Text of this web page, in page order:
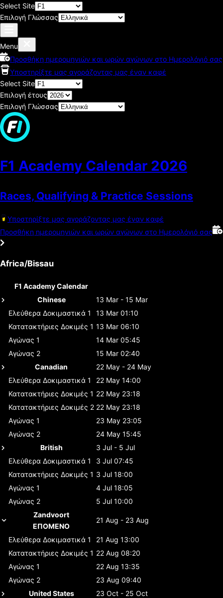
Select Site
Επιλογή Γλώσσας
Menu
Προσθήκη ημερομηνιών και ωρών αγώνων στο Ημερολόγιό σας
Υποστηρίξτε μας αγοράζοντας μας έναν καφέ
Select Site
Επιλογή έτους
Επιλογή Γλώσσας
F1 Academy Calendar 2026
Races, Qualifying & Practice Sessions
Υποστηρίξτε μας αγοράζοντας μας έναν καφέ
Προσθήκη ημερομηνιών και ωρών αγώνων στο Ημερολόγιό σας
Africa/Bissau
F1 Academy Calendar
Chinese
13 Mar - 15 Mar
Ελεύθερα Δοκιμαστικά 1
13 Mar 01:10
Κατατακτήριες Δοκιμές 1 13 Mar 06:10
Αγώνας 1
14 Mar 05:45
Αγώνας 2
15 Mar 02:40
Canadian
22 May - 24 May
Ελεύθερα Δοκιμαστικά 1
22 May 14:00
Κατατακτήριες Δοκιμές 1 22 May 23:18
Κατατακτήριες Δοκιμές 2 22 May 23:18
Αγώνας 1
23 May 23:05
Αγώνας 2
24 May 15:45
British
3 Jul - 5 Jul
Ελεύθερα Δοκιμαστικά 1
3 Jul 07:45
Κατατακτήριες Δοκιμές 1 3 Jul 18:00
Αγώνας 1
4 Jul 18:05
Αγώνας 2
5 Jul 10:00
Zandvoort
ΕΠΟΜΕΝΟ
21 Aug - 23 Aug
Ελεύθερα Δοκιμαστικά 1
21 Aug 13:00
Κατατακτήριες Δοκιμές 1 22 Aug 08:20
Αγώνας 1
22 Aug 13:35
Αγώνας 2
23 Aug 09:40
United States
23 Oct - 25 Oct